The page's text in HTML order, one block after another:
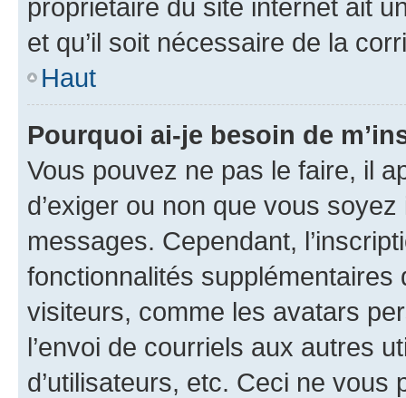
propriétaire du site internet ait
et qu’il soit nécessaire de la
Haut
Pourquoi ai-je besoin de
Vous pouvez ne pas le faire, il
d’exiger ou non que vous
messages. Cependant,
fonctionnalités
visiteurs, comme les avatars
l’envoi de courriels aux autres
d’utilisateurs, etc. Ceci ne vous